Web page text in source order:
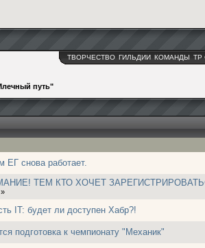
ТВОРЧЕСТВО ГИЛЬДИИ КОМАНДЫ ТР
путь"
ЕГ снова работает.
ТЕМ КТО ХОЧЕТ
»
IT: будет ли доступен Хабр?!
подготовка к чемпионату "Механик"